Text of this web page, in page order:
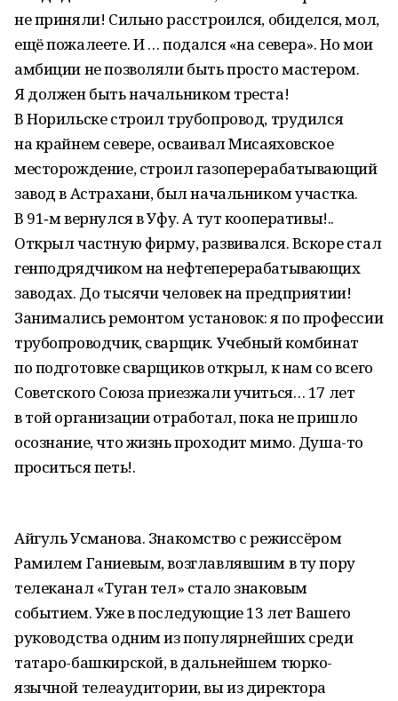
не приняли! Сильно расстроился, обиделся, мол,
ещё пожалеете. И … подался «на севера». Но мои
амбиции не позволяли быть просто мастером.
Я должен быть начальником треста!
В Норильске строил трубопровод, трудился
на крайнем севере, осваивал Мисаяховское
месторождение, cтроил газоперерабатывающий
завод в Астрахани, был начальником участка.
В 91‑м вернулся в Уфу. А тут кооперативы!..
Открыл частную фирму, развивался. Вскоре стал
генподрядчиком на нефтеперерабатывающих
заводах. До тысячи человек на предприятии!
Занимались ремонтом установок: я по профессии
трубопроводчик, сварщик. Учебный комбинат
по подготовке сварщиков открыл, к нам со всего
Советского Союза приезжали учиться… 17 лет
в той организации отработал, пока не пришло
осознание, что жизнь проходит мимо. Душа-то
проситься петь!.
Айгуль Усманова. Знакомство с режиссёром
Рамилем Ганиевым, возглавлявшим в ту пору
телеканал «Туган тел» стало знаковым
событием. Уже в последующие 13 лет Вашего
руководства одним из популярнейших среди
татаро-башкирской, в дальнейшем тюрко-
язычной телеаудитории, вы из директора